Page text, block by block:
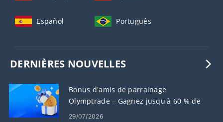
Español Português
DERNIÈRES NOUVELLES
Bonus d'amis de parrainage
Olymptrade – Gagnez jusqu'à 60 % de
commission sur les parrainages
29/07/2026